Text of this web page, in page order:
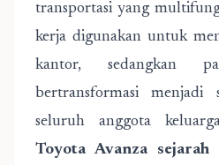
transportasi yang
kerja digunakan untuk
kantor, sedangkan
bertransformasi menjadi
seluruh anggota
Toyota Avanza sejarah